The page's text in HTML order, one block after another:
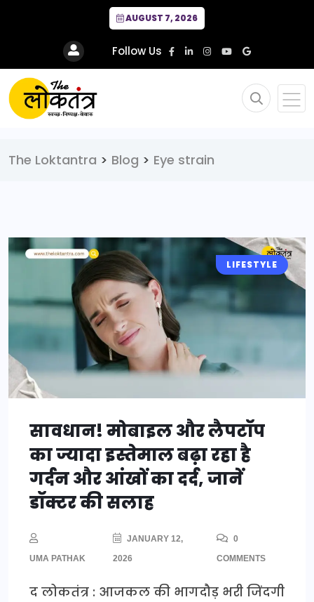
AUGUST 7, 2026
Follow Us
The Loktantra > Blog > Eye strain
LIFESTYLE
सावधान! मोबाइल और लैपटॉप
का ज्यादा इस्तेमाल बढ़ा रहा है
गर्दन और आंखों का दर्द, जानें
डॉक्टर की सलाह
UMA PATHAK
JANUARY 12,
2026
0
COMMENTS
द लोकतंत्र : आजकल की भागदौड़ भरी जिंदगी